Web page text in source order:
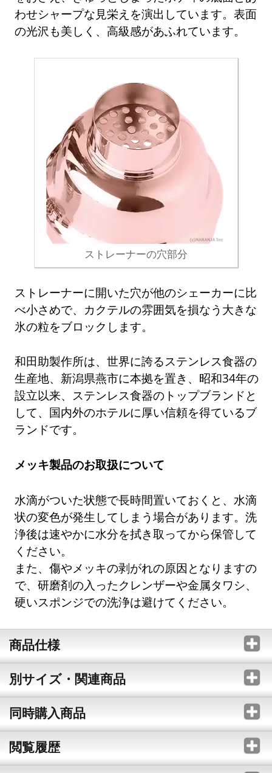
わせシャープな見栄えを演出しています。表面
の光沢も美しく、高級感があふれています。
ストレーナーの穴部分
ストレーナーに開いた穴が他のシェーカーに比
べ小さめで、カクテルの雰囲気を損なう大きな
氷の粒をブロックします。
和田助製作所は、世界に誇るステンレス食器の
生産地、新潟県燕市に本拠を置き、昭和34年の
設立以来、ステンレス食器のトップブランドと
して、国内外のホテルに厚い信頼を得ているブ
ランドです。
メッキ製品のお取扱について
水滴がついた状態で長時間置いておくと、水滴
状の変色が発生してしまう場合があります。洗
浄後は速やかに水分を拭き取ってから保管して
ください。
また、傷やメッキの剥がれの原因となりますの
で、研磨剤の入ったクレンザーや金属タワシ、
硬いスポンジでの洗浄は避けてください。
商品仕様
別サイズ・関連商品
同時購入商品
閲覧履歴